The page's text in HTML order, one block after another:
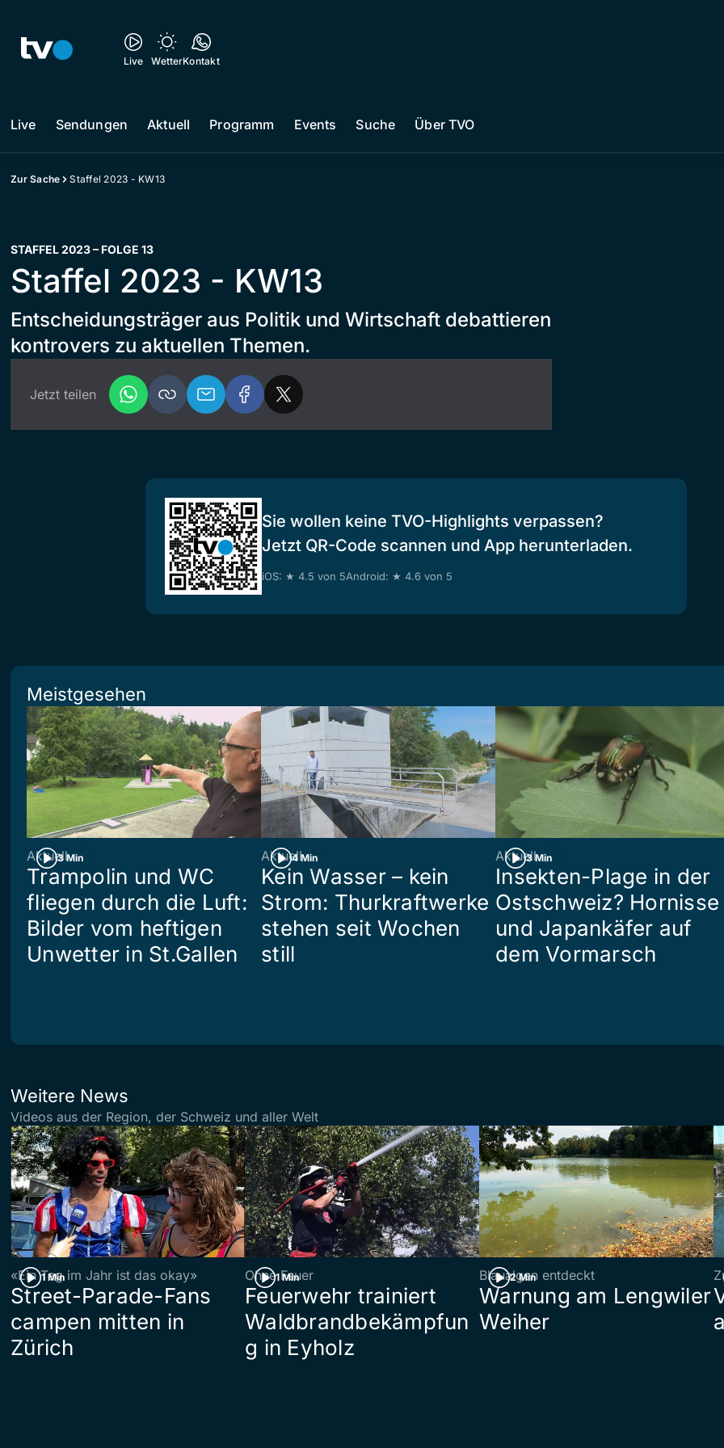
Live WetterKontakt
Live Sendungen Aktuell Programm Events Suche Über TVO
Zur Sache Staffel 2023 - KW13
STAFFEL 2023 – FOLGE 13
Staffel 2023 - KW13
Entscheidungsträger aus Politik und Wirtschaft debattieren
kontrovers zu aktuellen Themen.
Jetzt teilen
Sie wollen keine TVO-Highlights verpassen?
Jetzt QR-Code scannen und App herunterladen.
iOS: ★ 4.5 von 5Android: ★ 4.6 von 5
Meistgesehen
3 Min
Aktuell
Trampolin und WC
fliegen durch die Luft:
Bilder vom heftigen
Unwetter in St.Gallen
4 Min
Aktuell
Kein Wasser – kein
Strom: Thurkraftwerke
stehen seit Wochen
still
3 Min
Aktuell
Insekten-Plage in der
Ostschweiz? Hornisse
und Japankäfer auf
dem Vormarsch
Weitere News
Videos aus der Region, der Schweiz und aller Welt
1 Min
«Ein Tag im Jahr ist das okay»
Street-Parade-Fans
campen mitten in
Zürich
1 Min
Ohne Feuer
Feuerwehr trainiert
Waldbrandbekämpfun
g in Eyholz
2 Min
Blaualgen entdeckt
Warnung am Lengwiler
Weiher